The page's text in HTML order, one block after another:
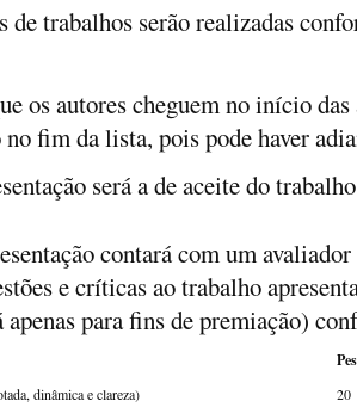
de trabalhos serão realizadas
os autores cheguem no início
fim da lista, pois pode haver
será a de aceite do
contará com um
e críticas ao trabalho
apenas para fins de premiação)
dinâmica e clareza) 20